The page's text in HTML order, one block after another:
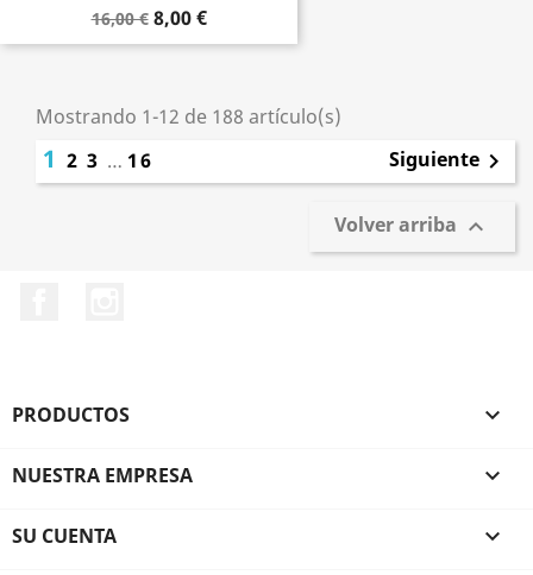
16,00 € 8,00 €
Mostrando 1-12 de 188 artículo(s)
1 2 3 … 16 Siguiente 
Volver arriba 
PRODUCTOS 
NUESTRA EMPRESA 
SU CUENTA 